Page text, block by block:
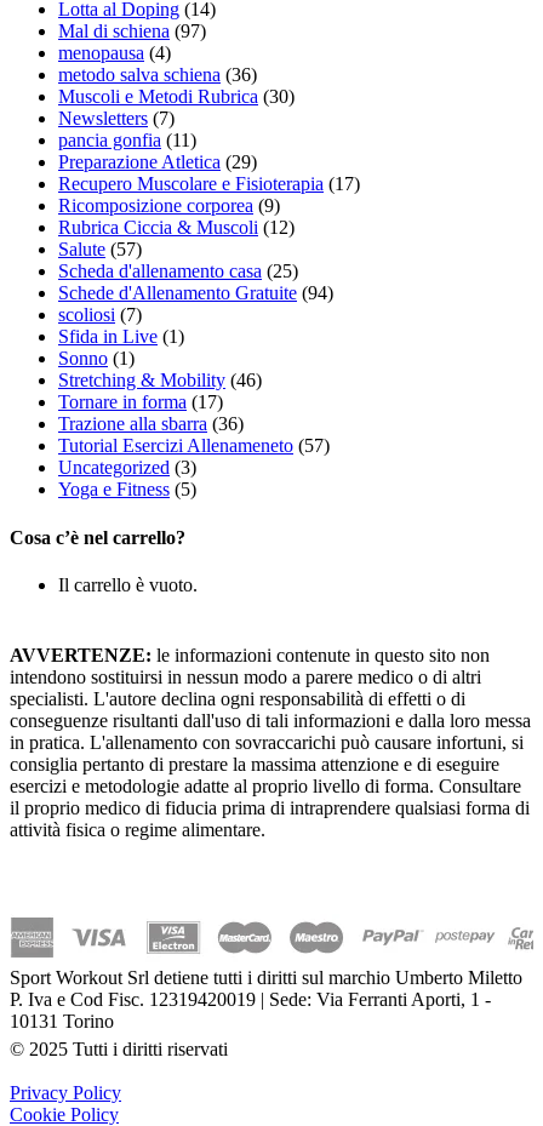
Lotta al Doping (14)
Mal di schiena (97)
menopausa (4)
metodo salva schiena (36)
Muscoli e Metodi Rubrica (30)
Newsletters (7)
pancia gonfia (11)
Preparazione Atletica (29)
Recupero Muscolare e Fisioterapia (17)
Ricomposizione corporea (9)
Rubrica Ciccia & Muscoli (12)
Salute (57)
Scheda d'allenamento casa (25)
Schede d'Allenamento Gratuite (94)
scoliosi (7)
Sfida in Live (1)
Sonno (1)
Stretching & Mobility (46)
Tornare in forma (17)
Trazione alla sbarra (36)
Tutorial Esercizi Allenameneto (57)
Uncategorized (3)
Yoga e Fitness (5)
Cosa c’è nel carrello?
Il carrello è vuoto.
AVVERTENZE: le informazioni contenute in questo sito non
intendono sostituirsi in nessun modo a parere medico o di altri
specialisti. L'autore declina ogni responsabilità di effetti o di
conseguenze risultanti dall'uso di tali informazioni e dalla loro messa
in pratica. L'allenamento con sovraccarichi può causare infortuni, si
consiglia pertanto di prestare la massima attenzione e di eseguire
esercizi e metodologie adatte al proprio livello di forma. Consultare
il proprio medico di fiducia prima di intraprendere qualsiasi forma di
attività fisica o regime alimentare.
Sport Workout Srl detiene tutti i diritti sul marchio Umberto Miletto
P. Iva e Cod Fisc. 12319420019 | Sede: Via Ferranti Aporti, 1 -
10131 Torino
© 2025 Tutti i diritti riservati
Privacy Policy
Cookie Policy